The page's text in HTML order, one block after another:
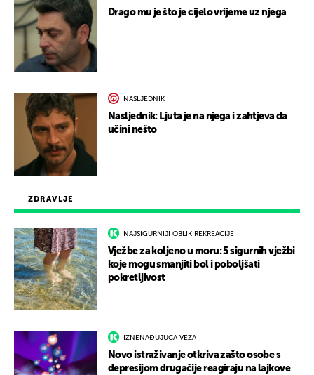
ZDRAVLJE
NAJSIGURNIJI OBLIK REKREACIJE
Vježbe za koljeno u moru: 5 sigurnih vježbi
koje mogu smanjiti bol i poboljšati
pokretljivost
IZNENAĐUJUĆA VEZA
Novo istraživanje otkriva zašto osobe s
depresijom drugačije reagiraju na lajkove
Drago mu je što je cijelo vrijeme uz njega
NASLJEDNIK
Nasljednik: Ljuta je na njega i zahtjeva da
učini nešto